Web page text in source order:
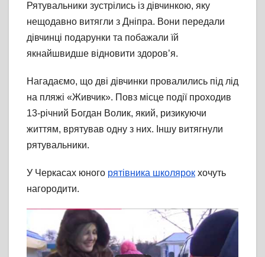
Рятувальники зустрілись із дівчинкою, яку
нещодавно витягли з Дніпра. Вони передали
дівчинці подарунки та побажали їй
якнайшвидше відновити здоров’я.
Нагадаємо, що дві дівчинки провалились під лід
на пляжі «Живчик». Повз місце події проходив
13-річний Богдан Волик, який, ризикуючи
життям, врятував одну з них. Іншу витягнули
рятувальники.
У Черкасах юного рятівника школярок хочуть
нагородити.